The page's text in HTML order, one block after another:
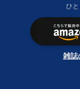
ひと
雑誌